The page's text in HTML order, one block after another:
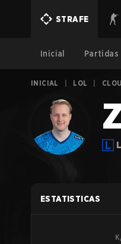
STRAFE
Inicial Partidas
INICIAL LOL
ESTATISTICAS